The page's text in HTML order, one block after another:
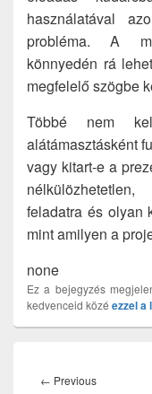
használatával
probléma. A
könnyedén rá
megfelelő szögbe
Többé nem
alátámasztásként
vagy kitart-e a
feladatra és olyan
mint amilyen a
none
Ez a bejegyzés
kedvenceid közé ezzel a
navigáció
← PreviousPrevious